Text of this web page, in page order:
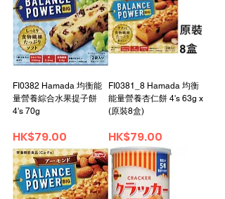
FI0382 Hamada 均衡能
量營養綜合水果提子餅
4's 70g
Price
HK$79.00
FI0381_8 Hamada 均衡
能量營養杏仁餅 4's 63g x
(原裝8盒)
Price
HK$79.00